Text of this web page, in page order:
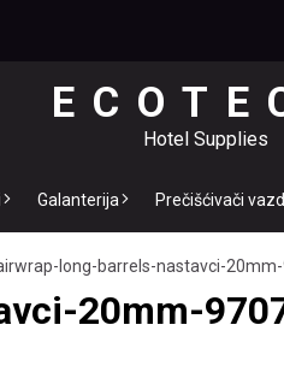
Hotel Supplies
Galanterija Prečišćivači
long-barrels-nastavci-20mm-
20mm-